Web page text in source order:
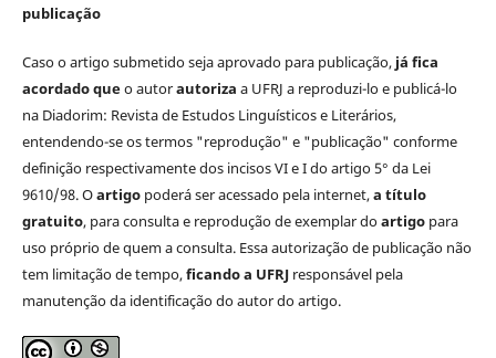
publicação
Caso o artigo submetido seja aprovado para publicação, já fica
acordado queo autorautoriza a UFRJ a reproduzi-lo e publicá-lo
na Diadorim: Revista de Estudos Linguísticos e Literários,
entendendo-se os termos "reprodução" e "publicação" conforme
definição respectivamente dos incisos VI e I do artigo 5° da Lei
9610/98. Oartigopoderá ser acessado pela internet,a título
gratuito, para consulta e reprodução de exemplar doartigopara
uso próprio de quem a consulta. Essa autorização de publicação não
tem limitação de tempo,ficando a UFRJresponsável pela
manutenção da identificação do autor do artigo.